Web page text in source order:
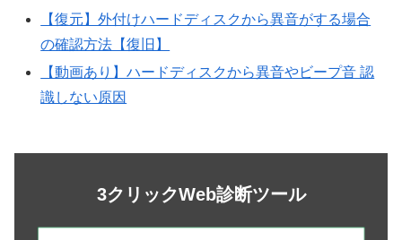
【復元】外付けハードディスクから異音がする場合
の確認方法【復旧】
【動画あり】ハードディスクから異音やビープ音 認
識しない原因
3クリックWeb診断ツール